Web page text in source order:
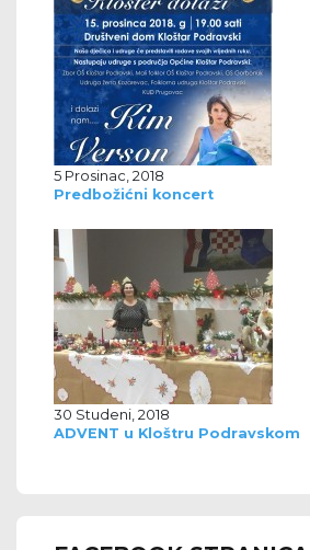
5 Prosinac, 2018
Predbožićni koncert
30 Studeni, 2018
ADVENT u Kloštru Podravskom